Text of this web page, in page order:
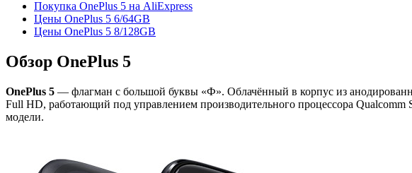
Покупка OnePlus 5 на AliExpress
Цены OnePlus 5 6/64GB
Цены OnePlus 5 8/128GB
Обзор OnePlus 5
OnePlus 5 — флагман с большой буквы «Ф». Облачённый в корпус из
Full HD, работающий под управлением производительного процессора Qualcomm
модели.